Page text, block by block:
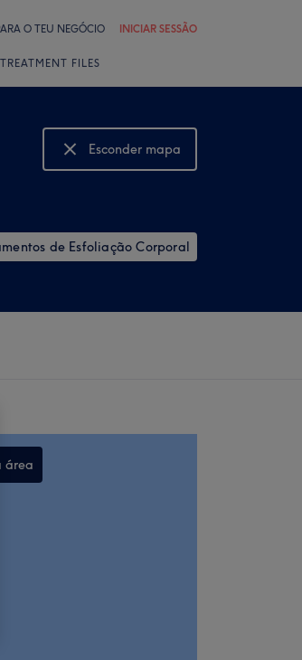
O TEU NEGÓCIO INICIAR SESSÃO
FILES
Esconder mapa
Mostrar mapa
de Esfoliação Corporal
área